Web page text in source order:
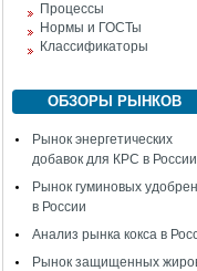
Процессы
Нормы и ГОСТы
Классификаторы
ОБЗОРЫ РЫНКОВ
Рынок энергетических
добавок для КРС в России
Рынок гуминовых
в России
Анализ рынка кокса в
Рынок защищенных